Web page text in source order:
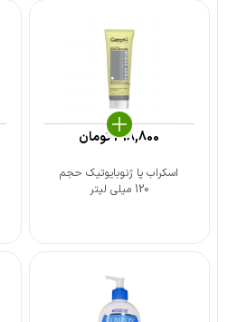
اسکراب پا ژنوبایوتیک حجم
120 میلی لیتر
418,800تومان